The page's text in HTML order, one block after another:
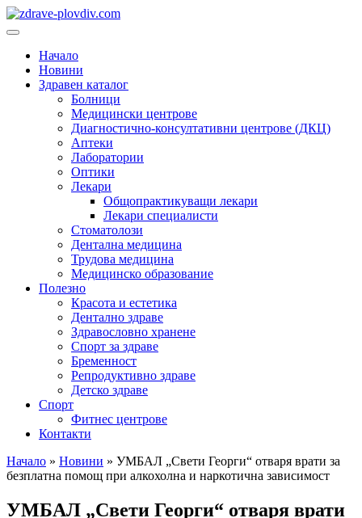
Преминете
към
Основно
Начало
Новини
Здравен каталог
Болници
Медицински центрове
Диагностично-консултативни центрове (ДКЦ)
Аптеки
Лаборатории
Оптики
Лекари
Общопрактикуващи лекари
Лекари специалисти
Стоматолози
Дентална медицина
Трудова медицина
Медицинско образование
Полезно
Красота и естетика
Дентално здраве
Здравословно хранене
Спорт за здраве
Бременност
Репродуктивно здраве
Детско здраве
Спорт
Фитнес центрове
Контакти
Начало » Новини » УМБАЛ „Свети Георги“ отваря врати за
безплатна помощ при алкохолна и наркотична зависимост
УМБАЛ „Свети Георги“ отваря врати